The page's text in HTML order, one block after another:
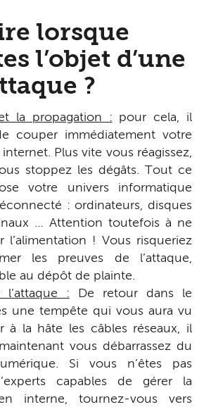
lorsque
l’objet d’une
?
la propagation : pour cela, il
couper immédiatement votre
Plus vite vous réagissez,
stoppez les dégâts. Tout ce
votre univers informatique
: ordinateurs, disques
… Attention toutefois à ne
l’alimentation ! Vous risqueriez
les preuves de l’attaque,
au dépôt de plainte.
l’attaque : De retour dans le
une tempête qui vous aura vu
à la hâte les câbles réseaux, il
vous débarrassez du
Si vous n’êtes pas
capables de gérer la
interne, tournez-vous vers